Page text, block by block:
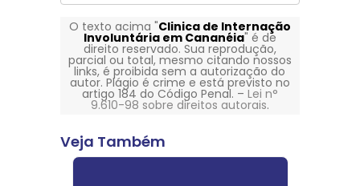
O texto acima "Clinica de Internação
Involuntária em Cananéia" é de
direito reservado. Sua reprodução,
parcial ou total, mesmo citando nossos
links, é proibida sem a autorização do
autor. Plágio é crime e está previsto no
artigo 184 do Código Penal. – Lei n°
9.610-98 sobre direitos autorais.
Veja Também